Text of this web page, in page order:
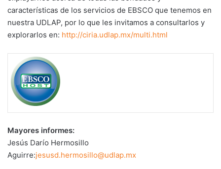
características de los servicios de EBSCO que tenemos en
nuestra UDLAP, por lo que les invitamos a consultarlos y
explorarlos en: http://ciria.udlap.mx/multi.html
Mayores informes:
Jesús Darío Hermosillo
Aguirre:jesusd.hermosillo@udlap.mx